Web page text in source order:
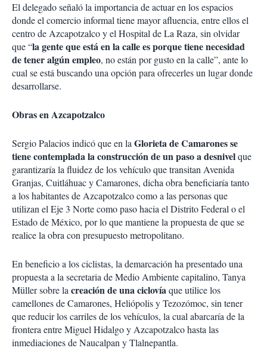
El delegado señaló la importancia de actuar en los espacios
donde el comercio informal tiene mayor afluencia, entre ellos el
centro de Azcapotzalco y el Hospital de La Raza, sin olvidar
que “la gente que está en la calle es porque tiene necesidad
de tener algún empleo, no están por gusto en la calle”, ante lo
cual se está buscando una opción para ofrecerles un lugar donde
desarrollarse.
Obras en Azcapotzalco
Sergio Palacios indicó que en la Glorieta de Camarones se
tiene contemplada la construcción de un paso a desnivelque
garantizaría la fluidez de los vehículo que transitan Avenida
Granjas, Cuitláhuac y Camarones, dicha obra beneficiaría tanto
a los habitantes de Azcapotzalco como a las personas que
utilizan el Eje 3 Norte como paso hacia el Distrito Federal o el
Estado de México, por lo que mantiene la propuesta de que se
realice la obra con presupuesto metropolitano.
En beneficio a los ciclistas, la demarcación ha presentado una
propuesta a la secretaria de Medio Ambiente capitalino, Tanya
Müller sobre la creación de una ciclovíaque utilice los
camellones de Camarones, Heliópolis y Tezozómoc, sin tener
que reducir los carriles de los vehículos, la cual abarcaría de la
frontera entre Miguel Hidalgo y Azcapotzalco hasta las
inmediaciones de Naucalpan y Tlalnepantla.